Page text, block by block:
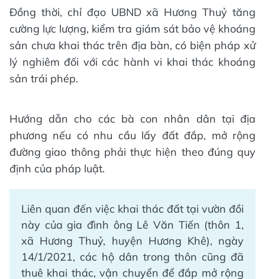
Đồng thời, chỉ đạo UBND xã Hương Thuỷ tăng
cường lực lượng, kiểm tra giám sát bảo vệ khoáng
sản chưa khai thác trên địa bàn, có biện pháp xử
lý nghiêm đối với các hành vi khai thác khoáng
sản trái phép.
Hướng dẫn cho các bà con nhân dân tại địa
phương nếu có nhu cầu lấy đất đắp, mở rộng
đường giao thông phải thực hiện theo đúng quy
định của pháp luật.
Liên quan đến việc khai thác đất tại vườn đồi
này của gia đình ông Lê Văn Tiến (thôn 1,
xã Hương Thuỷ, huyện Hương Khê), ngày
14/1/2021, các hộ dân trong thôn cũng đã
thuê khai thác, vận chuyển để đắp mở rộng